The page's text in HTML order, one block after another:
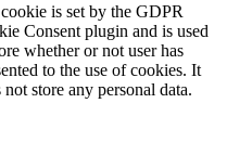
is set by the GDPR
Consent plugin and is used
whether or not user has
to the use of cookies. It
not store any personal data.